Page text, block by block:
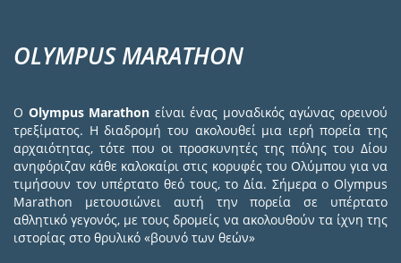
OLYMPUS MARATHON
Ο Olympus Marathon είναι ένας μοναδικός αγώνας ορεινού
τρεξίματος. Η διαδρομή του ακολουθεί μια ιερή πορεία της
αρχαιότητας, τότε που οι προσκυνητές της πόλης του Δίου
ανηφόριζαν κάθε καλοκαίρι στις κορυφές του Ολύμπου για να
τιμήσουν τον υπέρτατο θεό τους, το Δία. Σήμερα ο Olympus
Marathon μετουσιώνει αυτή την πορεία σε υπέρτατο
αθλητικό γεγονός, με τους δρομείς να ακολουθούν τα ίχνη της
ιστορίας στο θρυλικό «βουνό των θεών»